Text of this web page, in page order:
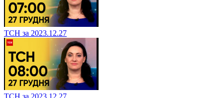
ТСН за 2023.12.27
ТСН за 2023.12.27